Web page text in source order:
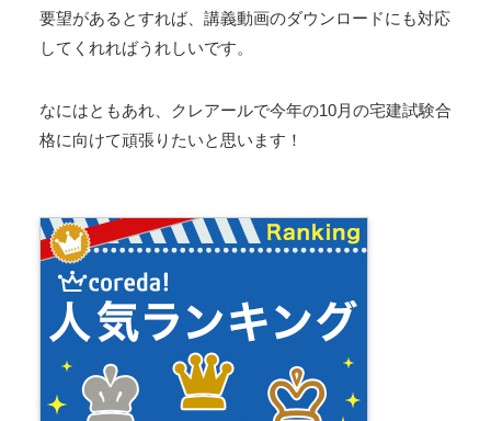
要望があるとすれば、講義動画のダウンロードにも対応
してくれればうれしいです。
なにはともあれ、クレアールで今年の10月の宅建試験合
格に向けて頑張りたいと思います！